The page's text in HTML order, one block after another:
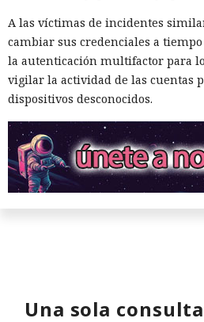
A las víctimas de incidentes
cambiar sus credenciales a
la autenticación multifactor para
vigilar la actividad de las cuentas
dispositivos desconocidos.
Una sola